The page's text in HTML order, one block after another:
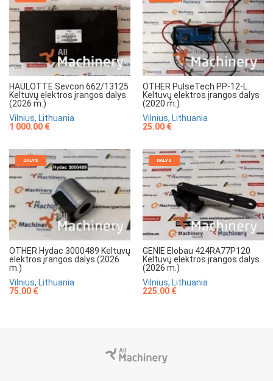
HAULOTTE Sevcon 662/13125
Keltuvų elektros įrangos dalys
(2026 m.)
Vilnius, Lithuania
1 000.00 €
OTHER PulseTech PP-12-L
Keltuvų elektros įrangos dalys
(2020 m.)
Vilnius, Lithuania
25.00 €
DALYS
OTHER Hydac 3000489 Keltuvų
elektros įrangos dalys (2026
m.)
Vilnius, Lithuania
75.00 €
DALYS
GENIE Elobau 424RA77P120
Keltuvų elektros įrangos dalys
(2026 m.)
Vilnius, Lithuania
225.00 €